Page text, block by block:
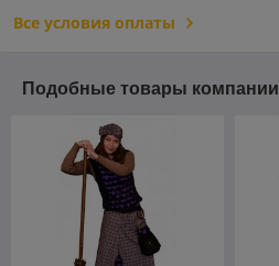
Все условия оплаты
Подобные товары компании